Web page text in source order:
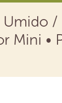
Umido /
Mini •